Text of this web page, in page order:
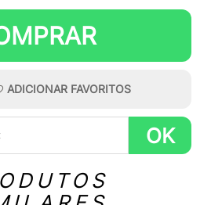
ADICIONAR FAVORITOS
OK